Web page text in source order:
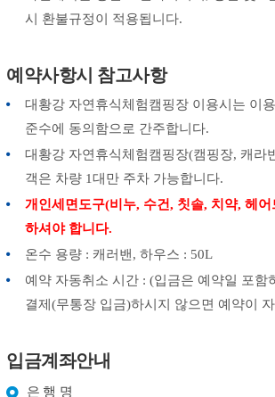
시 환불규정이 적용됩니다.
예약사항시 참고사항
대황강 자연휴식체험캠핑장 이용시는 이
준수에 동의함으로 간주합니다.
대황강 자연휴식체험캠핑장(캠핑장, 캐라
객은 차량 1대만 주차 가능합니다.
개인세면도구(비누, 수건, 칫솔, 치약, 헤
하셔야 합니다.
온수 용량 : 캐러밴, 하우스 : 50L
예약 자동취소 시간 : (입금은 예약일 포함
결제(무통장 입금)하시지 않으면 예약이
입금계좌안내
은 행 명